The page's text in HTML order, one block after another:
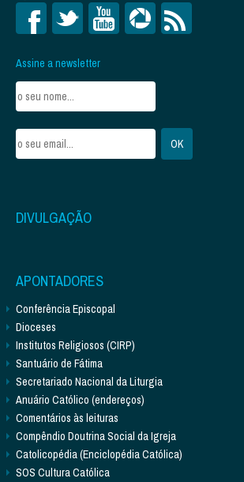
Assine a newsletter
DIVULGAÇÃO
APONTADORES
Conferência Episcopal
Dioceses
Institutos Religiosos (CIRP)
Santuário de Fátima
Secretariado Nacional da Liturgia
Anuário Católico (endereços)
Comentários às leituras
Compêndio Doutrina Social da Igreja
Catolicopédia (Enciclopédia Católica)
SOS Cultura Católica